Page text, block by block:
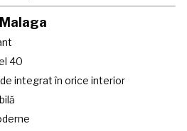
40
integrat în orice interior